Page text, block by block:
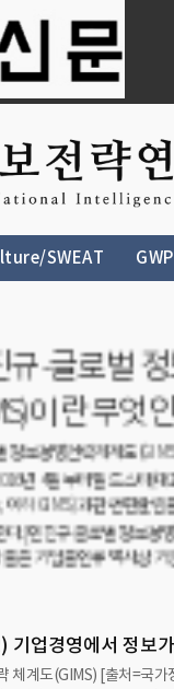
SWEAT GWP
[민진
회- 기
‘글로벌 정보
국가정보전
(producer)의
(needs)에 적
기업경영에서 정보
계도(GIMS) [출처=국가